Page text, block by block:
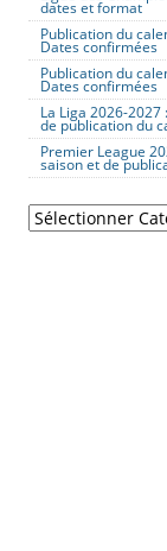
dates et format
Publication du
Dates confirmées
Publication du
Dates confirmées
La Liga 2026-
de publication du
Premier League
saison et de
Catégories